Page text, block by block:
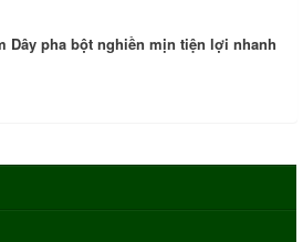
Dây pha bột nghiền mịn tiện lợi nhanh